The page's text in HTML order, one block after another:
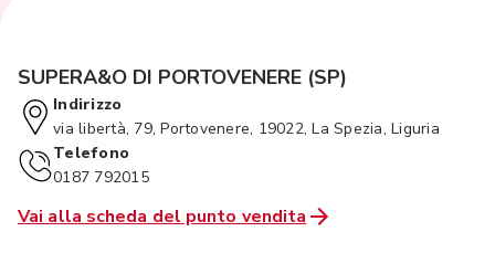
SUPERA&O DI PORTOVENERE (SP)
Indirizzo
via libertà, 79, Portovenere, 19022, La Spezia, Liguria
Telefono
0187 792015
Vai alla scheda del punto vendita